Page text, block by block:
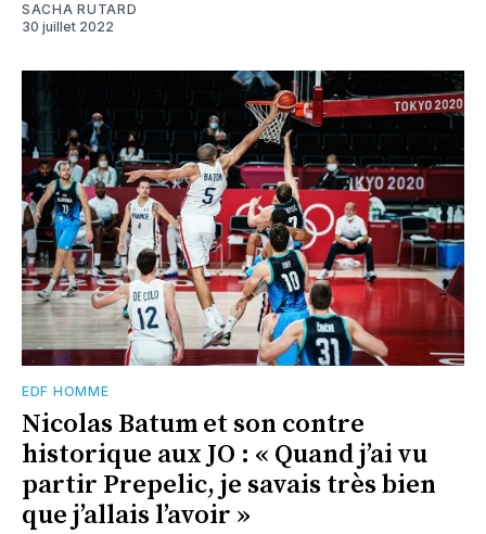
SACHA RUTARD
30 juillet 2022
EDF HOMME
Nicolas Batum et son contre
historique aux JO : « Quand j’ai vu
partir Prepelic, je savais très bien
que j’allais l’avoir »